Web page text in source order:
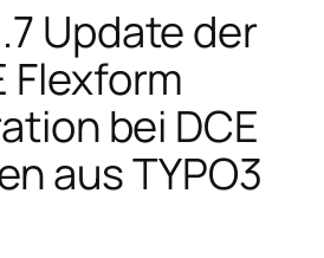
Update der
Flexform
bei DCE
aus TYPO3